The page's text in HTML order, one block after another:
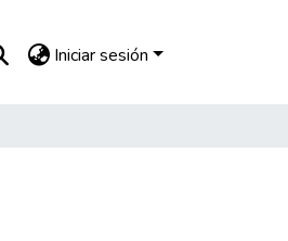
Iniciar sesión